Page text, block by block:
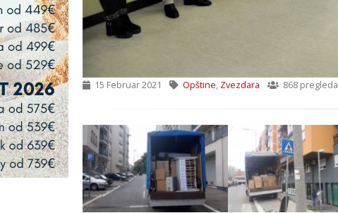
15 Februar 2021 Opštine, Zvezdara 868 pregleda